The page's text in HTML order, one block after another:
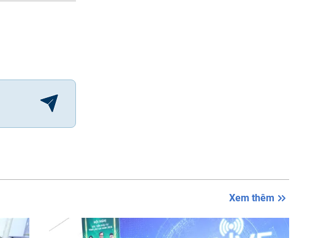
Xem thêm